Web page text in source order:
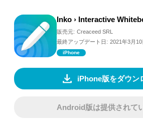
Inko › Interactive
販売元: Creaceed SRL
最終アップデート日: 2021年3月10
iPhone
iPhone版をダウン
Android版は提供されて